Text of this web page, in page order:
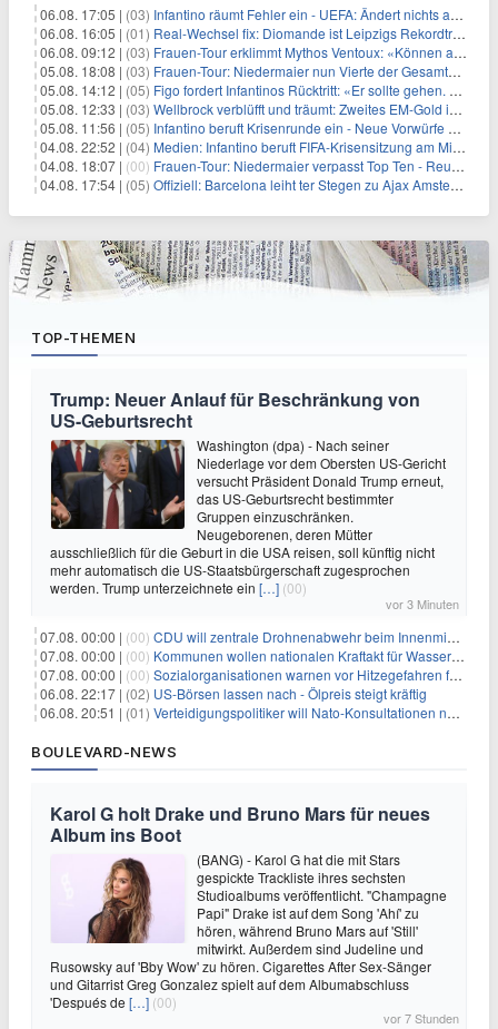
06.08. 17:05 | (03) Infantino räumt Fehler ein - UEFA: Ändert nichts an Boykott
06.08. 16:05 | (01) Real-Wechsel fix: Diomande ist Leipzigs Rekordtransfer
06.08. 09:12 | (03) Frauen-Tour erklimmt Mythos Ventoux: «Können alles schaffen»
05.08. 18:08 | (03) Frauen-Tour: Niedermaier nun Vierte der Gesamtwertung
05.08. 14:12 | (05) Figo fordert Infantinos Rücktritt: «Er sollte gehen. Jetzt»
05.08. 12:33 | (03) Wellbrock verblüfft und träumt: Zweites EM-Gold in Paris
05.08. 11:56 | (05) Infantino beruft Krisenrunde ein - Neue Vorwürfe gegen FIFA
04.08. 22:52 | (04) Medien: Infantino beruft FIFA-Krisensitzung am Mittwoch ein
04.08. 18:07 | (00) Frauen-Tour: Niedermaier verpasst Top Ten - Reusser siegt
04.08. 17:54 | (05) Offiziell: Barcelona leiht ter Stegen zu Ajax Amsterdam aus
TOP-THEMEN
Trump: Neuer Anlauf für Beschränkung von
US-Geburtsrecht
Washington (dpa) - Nach seiner
Niederlage vor dem Obersten US-Gericht
versucht Präsident Donald Trump erneut,
das US-Geburtsrecht bestimmter
Gruppen einzuschränken.
Neugeborenen, deren Mütter
ausschließlich für die Geburt in die USA reisen, soll künftig nicht
mehr automatisch die US-Staatsbürgerschaft zugesprochen
werden. Trump unterzeichnete ein […] (00)
vor 3 Minuten
07.08. 00:00 | (00) CDU will zentrale Drohnenabwehr beim Innenministerium
07.08. 00:00 | (00) Kommunen wollen nationalen Kraftakt für Wasserversorgung
07.08. 00:00 | (00) Sozialorganisationen warnen vor Hitzegefahren für Obdachlose
06.08. 22:17 | (02) US-Börsen lassen nach - Ölpreis steigt kräftig
06.08. 20:51 | (01) Verteidigungspolitiker will Nato-Konsultationen nach Drohnenfund
BOULEVARD-NEWS
Karol G holt Drake und Bruno Mars für neues
Album ins Boot
(BANG) - Karol G hat die mit Stars
gespickte Trackliste ihres sechsten
Studioalbums veröffentlicht. "Champagne
Papi" Drake ist auf dem Song 'Ahí' zu
hören, während Bruno Mars auf 'Still'
mitwirkt. Außerdem sind Judeline und
Rusowsky auf 'Bby Wow' zu hören. Cigarettes After Sex-Sänger
und Gitarrist Greg Gonzalez spielt auf dem Albumabschluss
'Después de […] (00)
vor 7 Stunden